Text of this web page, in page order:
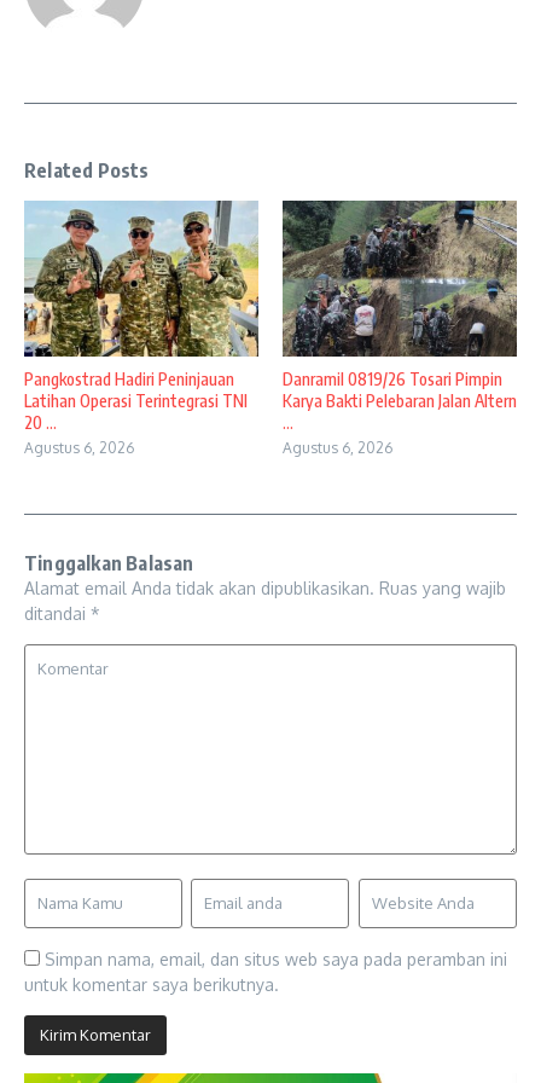
Related Posts
Pangkostrad Hadiri Peninjauan
Latihan Operasi Terintegrasi TNI
20 ...
Agustus 6, 2026
Danramil 0819/26 Tosari Pimpin
Karya Bakti Pelebaran Jalan Altern
...
Agustus 6, 2026
Tinggalkan Balasan
Alamat email Anda tidak akan dipublikasikan. Ruas yang wajib
ditandai *
Simpan nama, email, dan situs web saya pada peramban ini
untuk komentar saya berikutnya.